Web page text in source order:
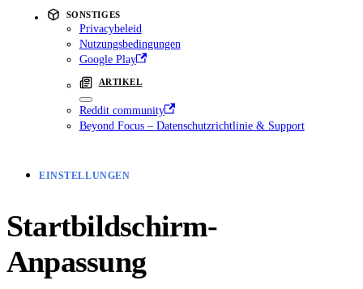
SONSTIGES
Privacybeleid
Nutzungsbedingungen
Google Play
ARTIKEL
Reddit community
Beyond Focus – Datenschutzrichtlinie & Support
EINSTELLUNGEN
Startbildschirm-
Anpassung